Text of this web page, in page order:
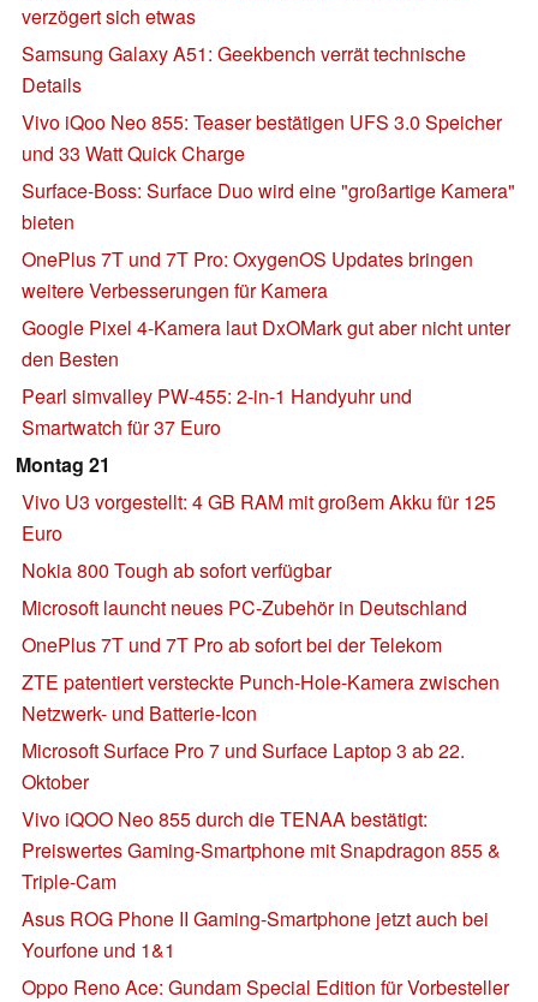
verzögert sich etwas
Samsung Galaxy A51: Geekbench verrät technische
Details
Vivo iQoo Neo 855: Teaser bestätigen UFS 3.0 Speicher
und 33 Watt Quick Charge
Surface-Boss: Surface Duo wird eine "großartige Kamera"
bieten
OnePlus 7T und 7T Pro: OxygenOS Updates bringen
weitere Verbesserungen für Kamera
Google Pixel 4-Kamera laut DxOMark gut aber nicht unter
den Besten
Pearl simvalley PW-455: 2-in-1 Handyuhr und
Smartwatch für 37 Euro
Montag 21
Vivo U3 vorgestellt: 4 GB RAM mit großem Akku für 125
Euro
Nokia 800 Tough ab sofort verfügbar
Microsoft launcht neues PC-Zubehör in Deutschland
OnePlus 7T und 7T Pro ab sofort bei der Telekom
ZTE patentiert versteckte Punch-Hole-Kamera zwischen
Netzwerk- und Batterie-Icon
Microsoft Surface Pro 7 und Surface Laptop 3 ab 22.
Oktober
Vivo iQOO Neo 855 durch die TENAA bestätigt:
Preiswertes Gaming-Smartphone mit Snapdragon 855 &
Triple-Cam
Asus ROG Phone II Gaming-Smartphone jetzt auch bei
Yourfone und 1&1
Oppo Reno Ace: Gundam Special Edition für Vorbesteller